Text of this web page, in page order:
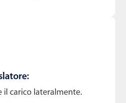
il carico lateralmente.